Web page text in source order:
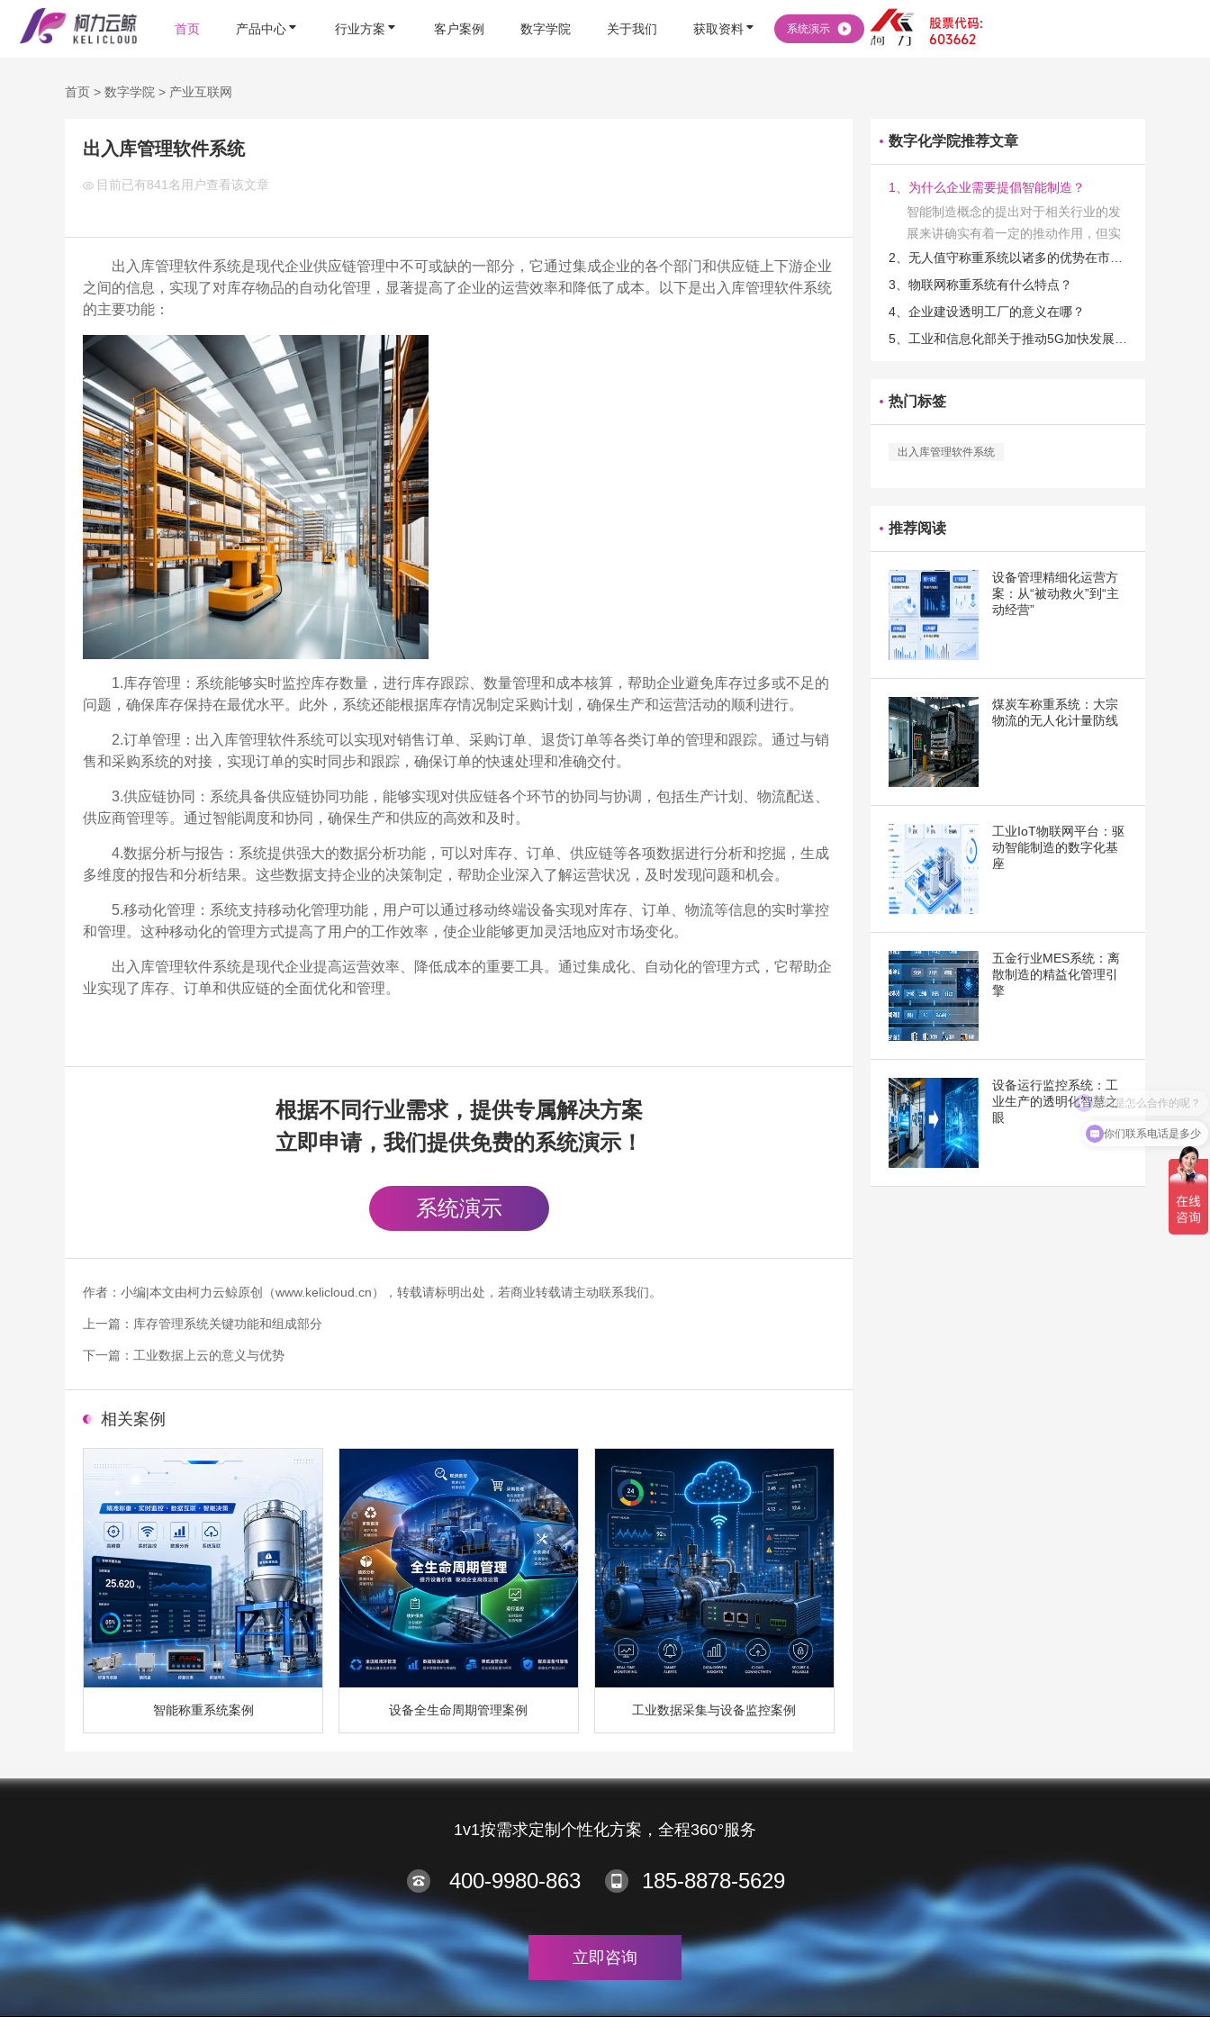
首页 产品中心 行业方案 客户案例 数字学院 关于我们 获取资料 系统演示
首页 > 数字学院 > 产业互联网
出入库管理软件系统
目前已有841名用户查看该文章
出入库管理软件系统是现代企业供应链管理中不可或缺的一部分，它通过集成企业的各个部门和供应链上下游企业
之间的信息，实现了对库存物品的自动化管理，显著提高了企业的运营效率和降低了成本。以下是出入库管理软件系统
的主要功能：
1.库存管理：系统能够实时监控库存数量，进行库存跟踪、数量管理和成本核算，帮助企业避免库存过多或不足的
问题，确保库存保持在最优水平。此外，系统还能根据库存情况制定采购计划，确保生产和运营活动的顺利进行。
2.订单管理：出入库管理软件系统可以实现对销售订单、采购订单、退货订单等各类订单的管理和跟踪。通过与销
售和采购系统的对接，实现订单的实时同步和跟踪，确保订单的快速处理和准确交付。
3.供应链协同：系统具备供应链协同功能，能够实现对供应链各个环节的协同与协调，包括生产计划、物流配送、
供应商管理等。通过智能调度和协同，确保生产和供应的高效和及时。
4.数据分析与报告：系统提供强大的数据分析功能，可以对库存、订单、供应链等各项数据进行分析和挖掘，生成
多维度的报告和分析结果。这些数据支持企业的决策制定，帮助企业深入了解运营状况，及时发现问题和机会。
5.移动化管理：系统支持移动化管理功能，用户可以通过移动终端设备实现对库存、订单、物流等信息的实时掌控
和管理。这种移动化的管理方式提高了用户的工作效率，使企业能够更加灵活地应对市场变化。
出入库管理软件系统是现代企业提高运营效率、降低成本的重要工具。通过集成化、自动化的管理方式，它帮助企
业实现了库存、订单和供应链的全面优化和管理。
根据不同行业需求，提供专属解决方案
立即申请，我们提供免费的系统演示！
系统演示
作者：小编|本文由柯力云鲸原创（www.kelicloud.cn），转载请标明出处，若商业转载请主动联系我们。
上一篇： 库存管理系统关键功能和组成部分
下一篇： 工业数据上云的意义与优势
相关案例
智能称重系统案例 设备全生命周期管理案例 工业数据采集与设备监控案例
数字化学院推荐文章
1、为什么企业需要提倡智能制造？
智能制造概念的提出对于相关行业的发
展来讲确实有着一定的推动作用，但实
际上在工业发展的过程当中，能够推动
相关产业发展的具体结束是非常的多
3、物联网称重系统有什么特点？
4、企业建设透明工厂的意义在哪？
热门标签
出入库管理软件系统
推荐阅读
设备管理精细化运营方
案：从“被动救火”到“主
动经营”
煤炭车称重系统：大宗
物流的无人化计量防线
工业IoT物联网平台：驱
动智能制造的数字化基
座
五金行业MES系统：离
散制造的精益化管理引
擎
设备运行监控系统：工
业生产的透明化智慧之
眼
1v1按需求定制个性化方案，全程360°服务
400-9980-863 185-8878-5629
立即咨询
你们联系电话是多少